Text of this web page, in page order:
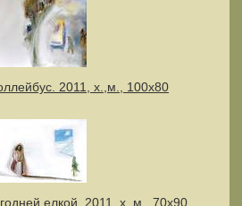
2011, х.,м., 100х80
елкой. 2011, х.,м., 70х90